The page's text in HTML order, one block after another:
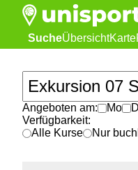
SucheÜbersichtKarte
Angeboten am: Mo
Verfügbarkeit:
Alle Kurse
Nur